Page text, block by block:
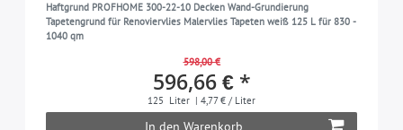
Haftgrund PROFHOME 300-22-10 Decken Wand-Grundierung
Tapetengrund für Renoviervlies Malervlies Tapeten weiß 125 L für 830 -
1040 qm
598,00 €
596,66 € *
125 Liter | 4,77 € / Liter
In den Warenkorb